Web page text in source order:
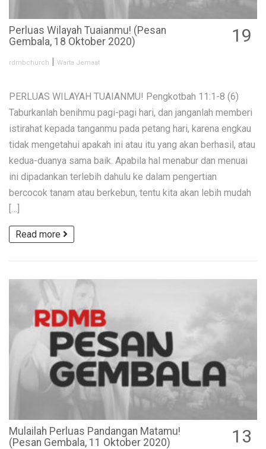
Perluas Wilayah Tuaianmu! (Pesan
Gembala, 18 Oktober 2020)
rdmbchurch | Warta Jemaat
19
PERLUAS WILAYAH TUAIANMU! Pengkotbah 11:1-8 (6)
Taburkanlah benihmu pagi-pagi hari, dan janganlah memberi
istirahat kepada tanganmu pada petang hari, karena engkau
tidak mengetahui apakah ini atau itu yang akan berhasil, atau
kedua-duanya sama baik. Apabila hal menabur dan menuai
ini dipadankan terlebih dahulu ke dalam pengertian
bercocok tanam atau berkebun, tentu kita akan lebih mudah
Read more
Mulailah Perluas Pandangan Matamu!
(Pesan Gembala, 11 Oktober 2020)
13